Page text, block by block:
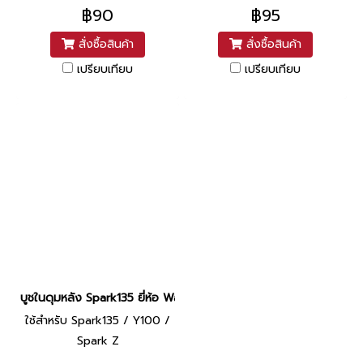
฿90
สั่งซื้อสินค้า
เปรียบเทียบ
฿95
สั่งซื้อสินค้า
เปรียบเทียบ
บูชในดุมหลัง Spark135 ยี่ห้อ Washi
ใช้สำหรับ Spark135 / Y100 /
Spark Z